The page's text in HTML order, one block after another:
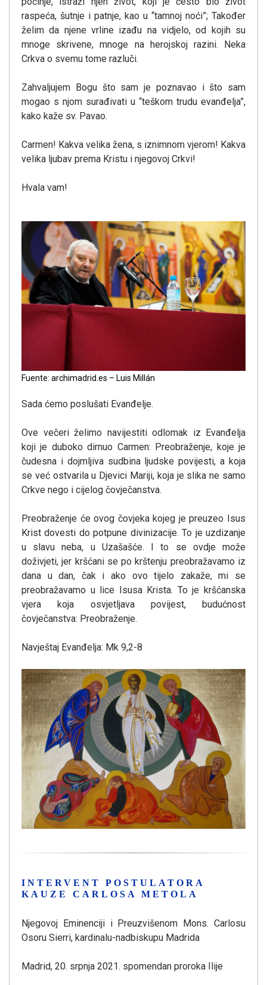
raspeća, šutnje i patnje, kao u “tamnoj noći”; Također
želim da njene vrline izađu na vidjelo, od kojih su
mnoge skrivene, mnoge na herojskoj razini. Neka
Crkva o svemu tome razluči.
Zahvaljujem Bogu što sam je poznavao i što sam
mogao s njom surađivati u “teškom trudu evanđelja”,
kako kaže sv. Pavao.
Carmen! Kakva velika žena, s iznimnom vjerom! Kakva
velika ljubav prema Kristu i njegovoj Crkvi!
Hvala vam!
Fuente: archimadrid.es – Luis Millán
Sada ćemo poslušati Evanđelje.
Ove večeri želimo navijestiti odlomak iz Evanđelja
koji je duboko dirnuo Carmen: Preobraženje, koje je
čudesna i dojmljiva sudbina ljudske povijesti, a koja
se već ostvarila u Djevici Mariji, koja je slika ne samo
Crkve nego i cijelog čovječanstva.
Preobraženje će ovog čovjeka kojeg je preuzeo Isus
Krist dovesti do potpune divinizacije. To je uzdizanje
u slavu neba, u Uzašašće. I to se ovdje može
doživjeti, jer kršćani se po krštenju preobražavamo iz
dana u dan, čak i ako ovo tijelo zakaže, mi se
preobražavamo u lice Isusa Krista. To je kršćanska
vjera koja osvjetljava povijest, budućnost
čovječanstva: Preobraženje.
Navještaj Evanđelja: Mk 9,2-8
INTERVENT POSTULATORA
KAUZE CARLOSA METOLA
Njegovoj Eminenciji i Preuzvišenom Mons. Carlosu
Osoru Sierri, kardinalu-nadbiskupu Madrida
Madrid, 20. srpnja 2021. spomendan proroka Ilije